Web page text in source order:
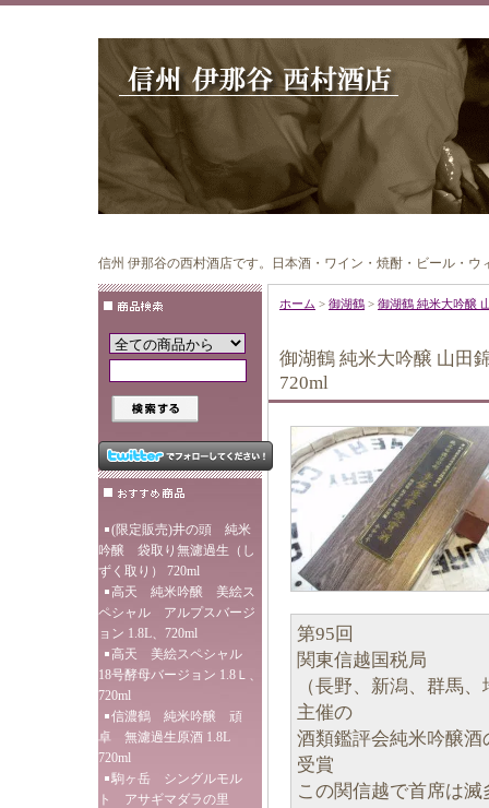
信州 伊那谷の西村酒店です。日本酒・ワイン・焼酎・ビール・
(限定販売)井の頭 純米
吟醸 袋取り無濾過生（し
ずく取り） 720ml
高天 純米吟醸 美絵ス
ペシャル アルプスバージ
ョン 1.8L、720ml
高天 美絵スペシャル
18号酵母バージョン 1.8Ｌ、
720ml
信濃鶴 純米吟醸 頑
卓 無濾過生原酒 1.8L
720ml
駒ヶ岳 シングルモル
ト アサギマダラの里
ホーム > 御湖鶴 > 御湖鶴 純米大吟醸
御湖鶴 純米大吟醸 山田
720ml
第95回
関東信越国税局
（長野、新潟、群馬
主催の
酒類鑑評会純米吟醸
受賞
この関信越で首席は